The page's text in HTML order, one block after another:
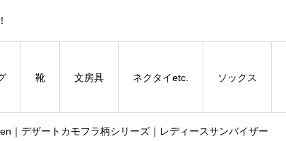
靴 文房具 ネクタイetc. ソックス
｜デザートカモフラ柄シリーズ｜レディースサンバイザー